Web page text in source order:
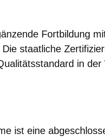
Fortbildung
staatliche
in der
ist eine